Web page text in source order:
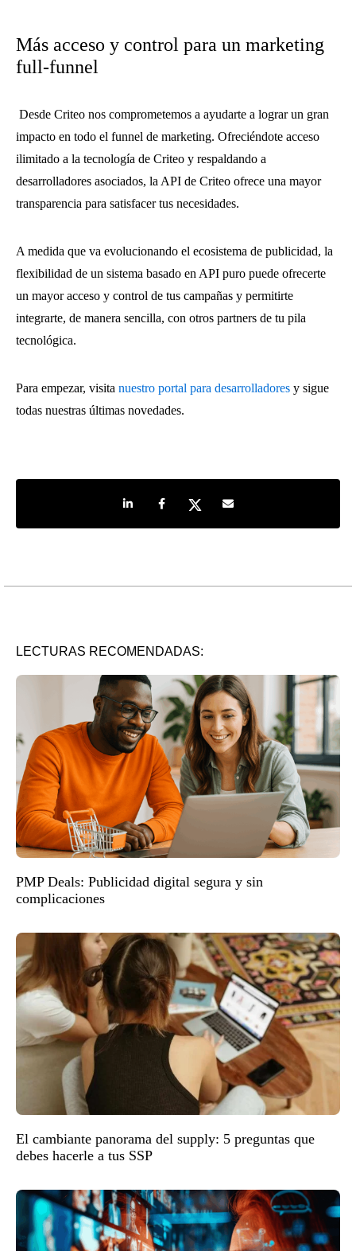
Más acceso y control para un marketing
full-funnel
Desde Criteo nos comprometemos a ayudarte a lograr un gran
impacto en todo el funnel de marketing. Ofreciéndote acceso
ilimitado a la tecnología de Criteo y respaldando a
desarrolladores asociados, la API de Criteo ofrece una mayor
transparencia para satisfacer tus necesidades.
A medida que va evolucionando el ecosistema de publicidad, la
flexibilidad de un sistema basado en API puro puede ofrecerte
un mayor acceso y control de tus campañas y permitirte
integrarte, de manera sencilla, con otros partners de tu pila
tecnológica.
Para empezar, visita nuestro portal para desarrolladores y sigue
todas nuestras últimas novedades.
Share on LinkedIn
Share on Facebook
Share on TwitterShare by e-mail
LECTURAS RECOMENDADAS:
PMP Deals: Publicidad digital segura y sin
complicaciones
El cambiante panorama del supply: 5 preguntas que
debes hacerle a tus SSP